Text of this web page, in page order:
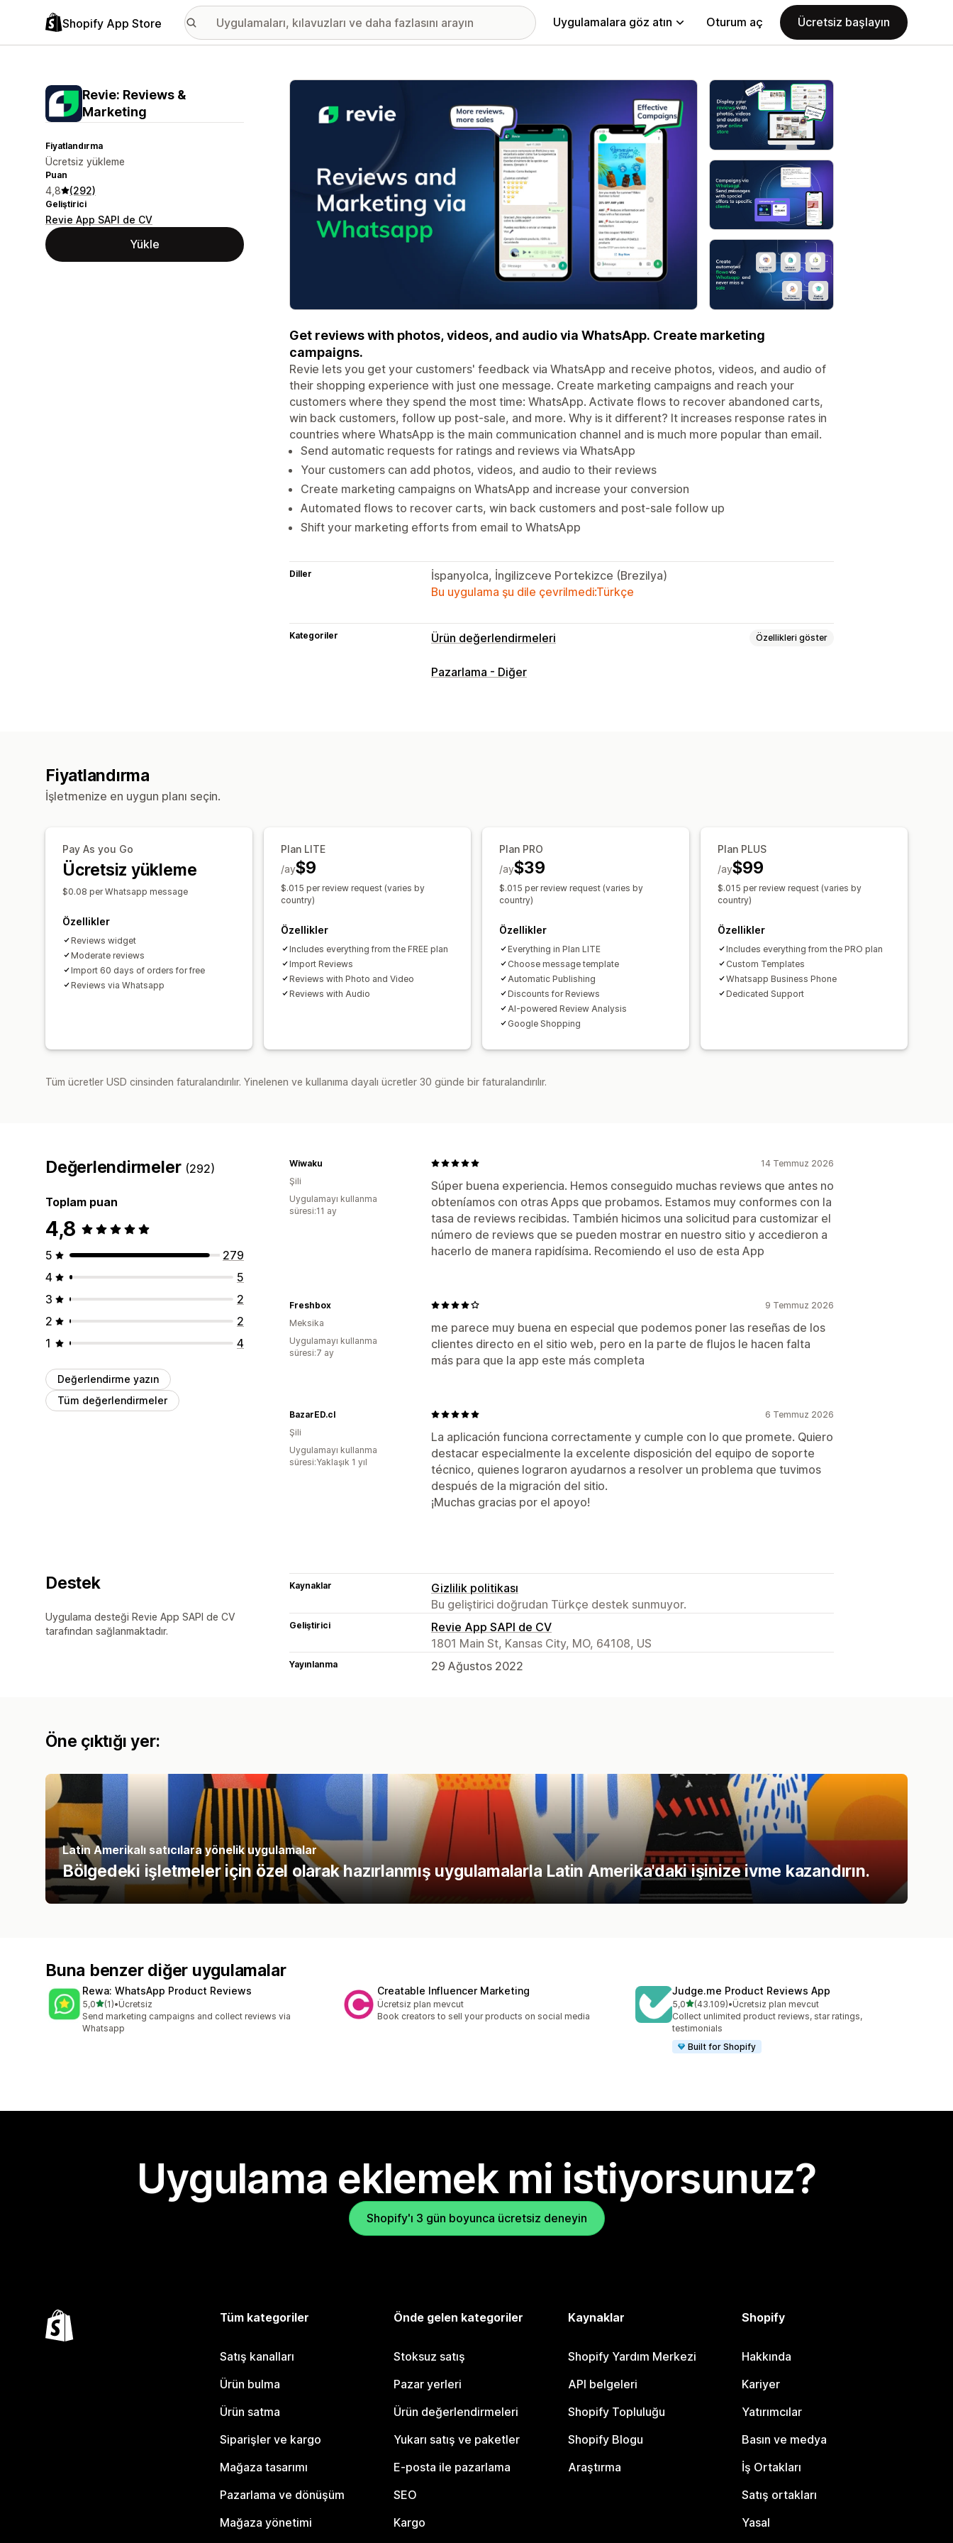
Shopify App Store Uygulamalara göz atın Oturum aç Ücretsiz başlayın
Revie: Reviews &
Marketing
Fiyatlandırma
Ücretsiz yükleme
Puan
4,8 (292)
Geliştirici
Revie App SAPI de CV
Yükle
Öne çıkan görsel galerisi
Get reviews with photos, videos, and audio via WhatsApp. Create marketing
campaigns.
Revie lets you get your customers' feedback via WhatsApp and receive photos, videos, and audio of
their shopping experience with just one message. Create marketing campaigns and reach your
customers where they spend the most time: WhatsApp. Activate flows to recover abandoned carts,
win back customers, follow up post-sale, and more. Why is it different? It increases response rates in
countries where WhatsApp is the main communication channel and is much more popular than email.
Send automatic requests for ratings and reviews via WhatsApp
Your customers can add photos, videos, and audio to their reviews
Create marketing campaigns on WhatsApp and increase your conversion
Automated flows to recover carts, win back customers and post-sale follow up
Shift your marketing efforts from email to WhatsApp
Diller
İspanyolca, İngilizceve Portekizce (Brezilya)
Bu uygulama şu dile çevrilmedi:Türkçe
Kategoriler Ürün değerlendirmeleri Özellikleri göster
Görüntüleme seçenekleri
Pazarlama - Diğer
Fiyatlandırma
İşletmenize en uygun planı seçin.
Pay As you Go
Ücretsiz yükleme
$0.08 per Whatsapp message
Özellikler
Reviews widget
Moderate reviews
Import 60 days of orders for free
Reviews via Whatsapp
Plan LITE
$9
/ay
$.015 per review request (varies by
country)
Özellikler
Includes everything from the FREE plan
Import Reviews
Reviews with Photo and Video
Reviews with Audio
Plan PRO
$39
/ay
$.015 per review request (varies by
country)
Özellikler
Everything in Plan LITE
Choose message template
Automatic Publishing
Discounts for Reviews
AI-powered Review Analysis
Google Shopping
Plan PLUS
$99
/ay
$.015 per review request (varies by
country)
Özellikler
Includes everything from the PRO plan
Custom Templates
Whatsapp Business Phone
Dedicated Support
Tüm ücretler USD cinsinden faturalandırılır. Yinelenen ve kullanıma dayalı ücretler 30 günde bir faturalandırılır.
Değerlendirmeler (292)
Toplam puan
4,8
5
279
4
5
3
2
2
2
1
4
Değerlendirme yazın
Tüm değerlendirmeler
14 Temmuz 2026
Súper buena experiencia. Hemos conseguido muchas reviews que antes no
obteníamos con otras Apps que probamos. Estamos muy conformes con la
tasa de reviews recibidas. También hicimos una solicitud para customizar el
número de reviews que se pueden mostrar en nuestro sitio y accedieron a
hacerlo de manera rapidísima. Recomiendo el uso de esta App
Wiwaku
Şili
Uygulamayı kullanma
süresi:11 ay
9 Temmuz 2026
me parece muy buena en especial que podemos poner las reseñas de los
clientes directo en el sitio web, pero en la parte de flujos le hacen falta
más para que la app este más completa
Freshbox
Meksika
Uygulamayı kullanma
süresi:7 ay
6 Temmuz 2026
La aplicación funciona correctamente y cumple con lo que promete. Quiero
destacar especialmente la excelente disposición del equipo de soporte
técnico, quienes lograron ayudarnos a resolver un problema que tuvimos
después de la migración del sitio.
¡Muchas gracias por el apoyo!
BazarED.cl
Şili
Uygulamayı kullanma
süresi:Yaklaşık 1 yıl
Destek
Uygulama desteği Revie App SAPI de CV
tarafından sağlanmaktadır.
Kaynaklar
Gizlilik politikası
Bu geliştirici doğrudan Türkçe destek sunmuyor.
Geliştirici
Revie App SAPI de CV
1801 Main St, Kansas City, MO, 64108, US
Yayınlanma 29 Ağustos 2022
Öne çıktığı yer:
Latin Amerikalı satıcılara yönelik uygulamalar
Bölgedeki işletmeler için özel olarak hazırlanmış uygulamalarla Latin Amerika'daki işinize ivme kazandırın.
Buna benzer diğer uygulamalar
Rewa: WhatsApp Product Reviews
5,05 yıldız üzerinden
(1)
toplam 1 değerlendirme
•Ücretsiz
Send marketing campaigns and collect reviews via
Whatsapp
Creatable Influencer Marketing
Ücretsiz plan mevcut
Book creators to sell your products on social media
Judge.me Product Reviews App
5,05 yıldız üzerinden
(43.109)
toplam 43109 değerlendirme
•Ücretsiz plan mevcut
Collect unlimited product reviews, star ratings,
testimonials
Built for Shopify
Uygulama eklemek mi istiyorsunuz?
Shopify'ı 3 gün boyunca ücretsiz deneyin
Tüm kategoriler
Satış kanalları
Ürün bulma
Ürün satma
Siparişler ve kargo
Mağaza tasarımı
Pazarlama ve dönüşüm
Mağaza yönetimi
Önde gelen kategoriler
Stoksuz satış
Pazar yerleri
Ürün değerlendirmeleri
Yukarı satış ve paketler
E-posta ile pazarlama
SEO
Kargo
Kaynaklar
Shopify Yardım Merkezi
API belgeleri
Shopify Topluluğu
Shopify Blogu
Araştırma
Shopify
Hakkında
Kariyer
Yatırımcılar
Basın ve medya
İş Ortakları
Satış ortakları
Yasal